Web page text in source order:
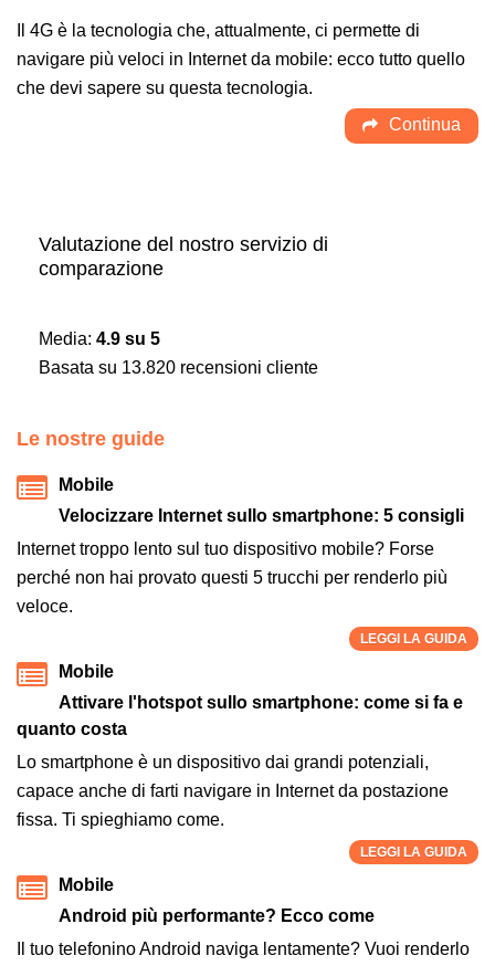
Il 4G è la tecnologia che, attualmente, ci permette di
navigare più veloci in Internet da mobile: ecco tutto quello
che devi sapere su questa tecnologia.
Continua
Valutazione del nostro servizio di
comparazione
Media: 4.9 su 5
Basata su 13.820 recensioni cliente
Le nostre guide
Mobile
Velocizzare Internet sullo smartphone: 5 consigli
Internet troppo lento sul tuo dispositivo mobile? Forse
perché non hai provato questi 5 trucchi per renderlo più
veloce.
LEGGI LA GUIDA
Mobile
Attivare l'hotspot sullo smartphone: come si fa e
quanto costa
Lo smartphone è un dispositivo dai grandi potenziali,
capace anche di farti navigare in Internet da postazione
fissa. Ti spieghiamo come.
LEGGI LA GUIDA
Mobile
Android più performante? Ecco come
Il tuo telefonino Android naviga lentamente? Vuoi renderlo